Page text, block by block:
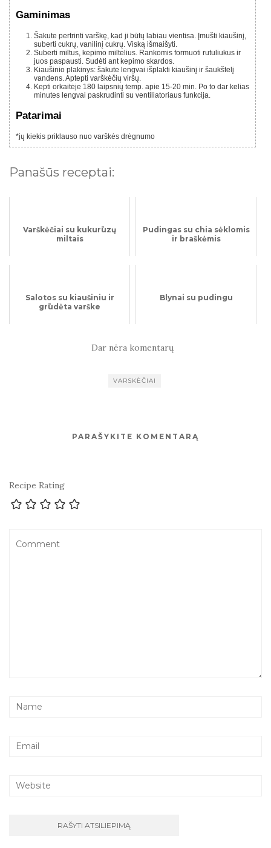
Gaminimas
Šakute pertrinti varškę, kad ji būtų labiau vientisa. Įmušti kiaušinį,
suberti cukrų, vanilinį cukrų. Viską išmaišyti.
Suberti miltus, kepimo miltelius. Rankomis formuoti rutuliukus ir
juos paspausti. Sudėti ant kepimo skardos.
Kiaušinio plakinys: šakute lengvai išplakti kiaušinį ir šaukštelį
vandens. Aptepti varškėčių viršų.
Kepti orkaitėje 180 laipsnių temp. apie 15-20 min. Po to dar kelias
minutes lengvai paskrudinti su ventiliatoriaus funkcija.
Patarimai
*jų kiekis priklauso nuo varškės drėgnumo⠀
Panašūs receptai:
Varškėčiai su kukurūzų
miltais
Pudingas su chia sėklomis
ir braškėmis
Salotos su kiaušiniu ir
grūdėta varške
Blynai su pudingu
Dar nėra komentarų
VARSKĖČIAI
PARAŠYKITE KOMENTARĄ
Recipe Rating